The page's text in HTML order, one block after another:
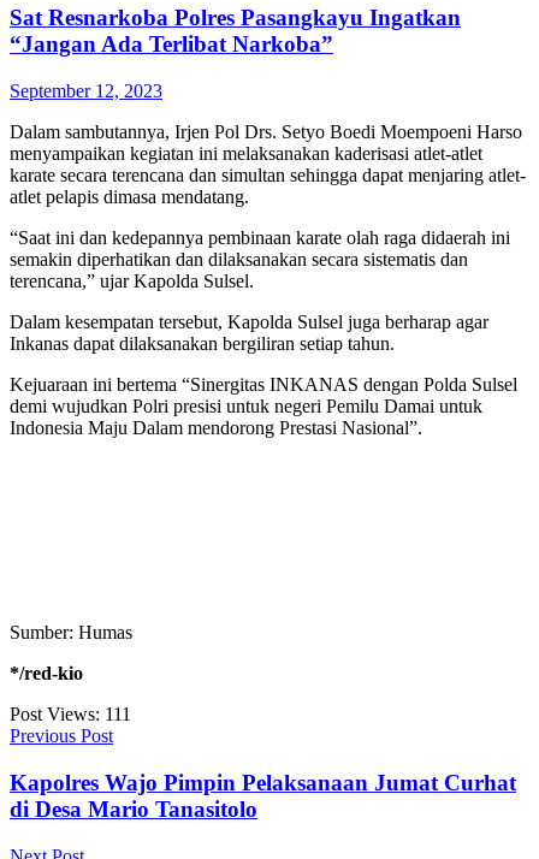
Sat Resnarkoba Polres Pasangkayu Ingatkan
“Jangan Ada Terlibat Narkoba”
September 12, 2023
Dalam sambutannya, Irjen Pol Drs. Setyo Boedi Moempoeni Harso
menyampaikan kegiatan ini melaksanakan kaderisasi atlet-atlet
karate secara terencana dan simultan sehingga dapat menjaring atlet-
atlet pelapis dimasa mendatang.
“Saat ini dan kedepannya pembinaan karate olah raga didaerah ini
semakin diperhatikan dan dilaksanakan secara sistematis dan
terencana,” ujar Kapolda Sulsel.
Dalam kesempatan tersebut, Kapolda Sulsel juga berharap agar
Inkanas dapat dilaksanakan bergiliran setiap tahun.
Kejuaraan ini bertema “Sinergitas INKANAS dengan Polda Sulsel
demi wujudkan Polri presisi untuk negeri Pemilu Damai untuk
Indonesia Maju Dalam mendorong Prestasi Nasional”.
Sumber: Humas
*/red-kio
Post Views: 111
Previous Post
Kapolres Wajo Pimpin Pelaksanaan Jumat Curhat
di Desa Mario Tanasitolo